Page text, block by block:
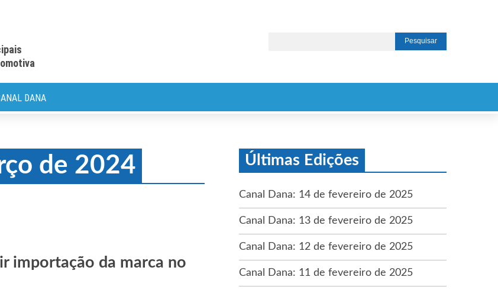
DANA
de 2024
importação da marca no
Últimas Edições
Canal Dana: 14 de fevereiro de 2025
Canal Dana: 13 de fevereiro de 2025
Canal Dana: 12 de fevereiro de 2025
Canal Dana: 11 de fevereiro de 2025